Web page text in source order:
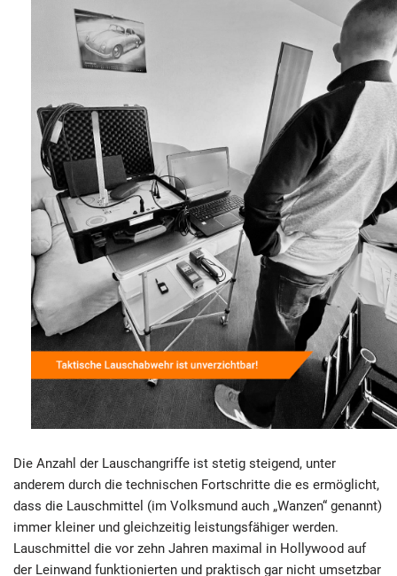
Die Anzahl der Lauschangriffe ist stetig steigend, unter
anderem durch die technischen Fortschritte die es ermöglicht,
dass die Lauschmittel (im Volksmund auch „Wanzen“ genannt)
immer kleiner und gleichzeitig leistungsfähiger werden.
Lauschmittel die vor zehn Jahren maximal in Hollywood auf
der Leinwand funktionierten und praktisch gar nicht umsetzbar